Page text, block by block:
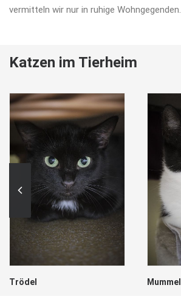
vermitteln wir nur in ruhige Wohngegenden.
Katzen im Tierheim
Trödel Mummel